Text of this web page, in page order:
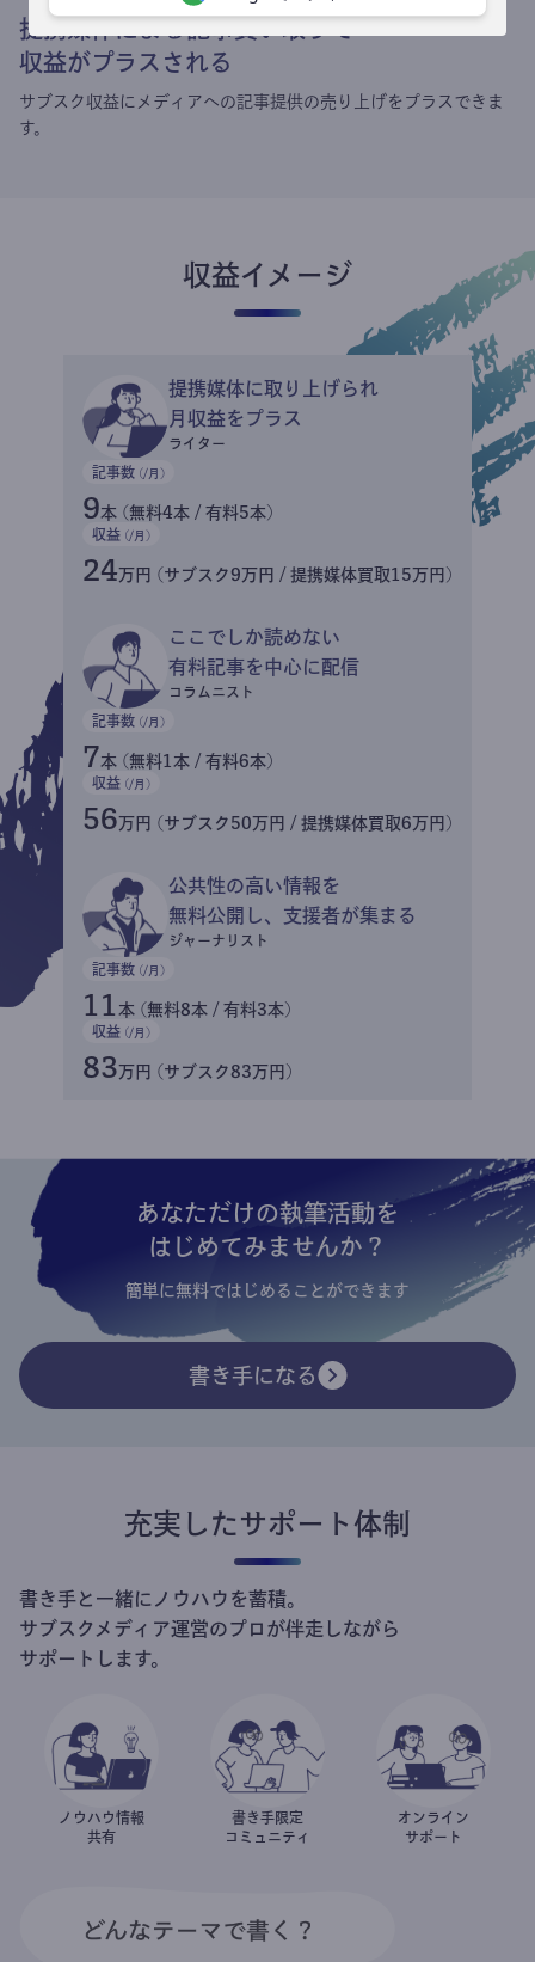
提携媒体による記事買い取りで
収益がプラスされる
サブスク収益にメディアへの記事提供の売り上げをプラスできま
す。
収益イメージ
提携媒体に取り上げられ
月収益をプラス
ライター
記事数 (/月)
9本 (無料4本 / 有料5本)
収益 (/月)
24万円 (サブスク9万円 / 提携媒体買取15万円)
ここでしか読めない
有料記事を中心に配信
コラムニスト
記事数 (/月)
7本 (無料1本 / 有料6本)
収益 (/月)
56万円 (サブスク50万円 / 提携媒体買取6万円)
公共性の高い情報を
無料公開し、支援者が集まる
ジャーナリスト
記事数 (/月)
11 本 (無料8本 / 有料3本)
収益 (/月)
83万円 (サブスク83万円)
あなただけの執筆活動を
はじめてみませんか？
簡単に無料ではじめることができます
書き手になる
充実したサポート体制
書き手と一緒にノウハウを蓄積。
サブスクメディア運営のプロが伴走しながら
サポートします。
ノウハウ情報
共有
書き手限定
コミュニティ
オンライン
サポート